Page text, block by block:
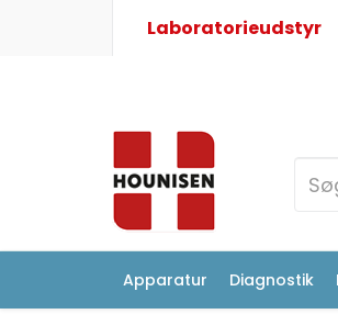
Laboratorieudstyr
Apparatur Diagnostik